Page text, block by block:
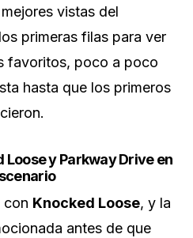
vistas del
primeras filas para ver
favoritos, poco a poco
hasta que los primeros
Loose y Parkway Drive en
con Knocked Loose, y la
antes de que